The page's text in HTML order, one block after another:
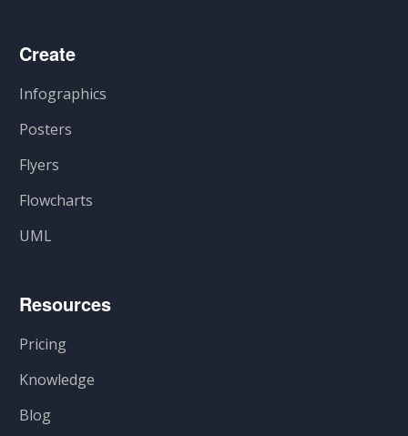
Create
Infographics
Posters
Flyers
Flowcharts
UML
Resources
Pricing
Knowledge
Blog